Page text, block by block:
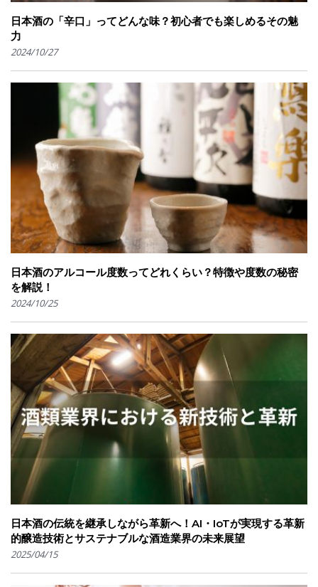
日本酒の「辛口」ってどんな味？初心者でも楽しめるその魅
力
2024/10/27
日本酒のアルコール度数ってどれくらい？特徴や度数の秘密
を解説！
2024/10/25
日本酒の伝統を継承しながら革新へ！AI・IoTが実現する革新
的醸造技術とサステナブルな酒造業界の未来展望
2025/04/15